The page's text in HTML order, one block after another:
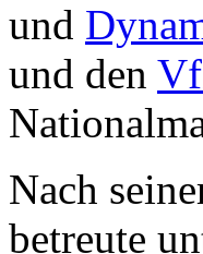
und
und den
Nach
betreute